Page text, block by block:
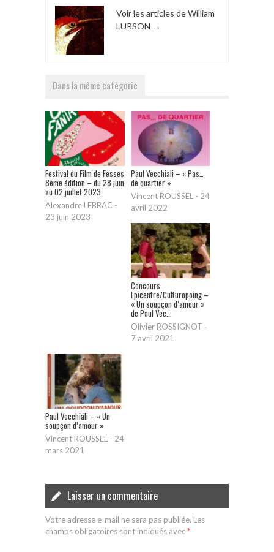
Voir les articles de William
LURSON →
Dans la même catégorie
Festival du Film de Fesses
8ème édition – du 28 juin
au 02 juillet 2023
Alexandre LEBRAC -
23 juin 2023
Paul Vecchiali – « Pas…
de quartier »
Vincent ROUSSEL - 24
avril 2022
Concours
Epicentre/Culturopoing –
« Un soupçon d’amour »
de Paul Vec...
Olivier ROSSIGNOT -
7 avril 2021
Paul Vecchiali – « Un
soupçon d’amour »
Vincent ROUSSEL - 24
mars 2021
Laisser un commentaire
Votre adresse e-mail ne sera pas publiée. Les
champs obligatoires sont indiqués avec*